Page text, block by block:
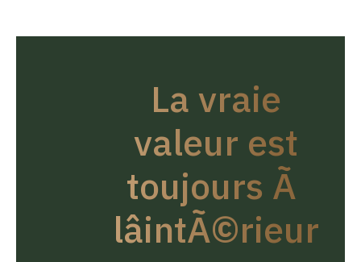
La vraie
valeur est
toujours Ã
lâintÃ©rieur